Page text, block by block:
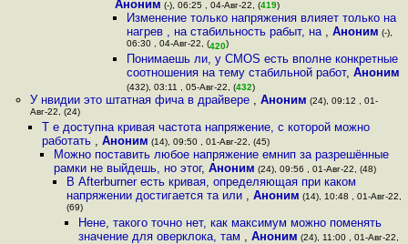
Аноним (-), 06:25 , 04-Авг-22, (419)
Изменение только напряжения влияет только на
нагрев , на стабильность рабыт, на ,Аноним (-),
06:30 , 04-Авг-22, (420)
Понимаешь ли, у CMOS есть вполне конкретные
соотношения на тему стабильной работ,Аноним
(432), 03:11 , 05-Авг-22, (432)
У нвидии это штатная фича в драйвере , Аноним (24), 09:12 , 01-
Авг-22, (24)
Т е доступна кривая частота напряжение, с которой можно
работать , Аноним (14), 09:50 , 01-Авг-22, (45)
Можно поставить любое напряжение емнип за разрешённые
рамки не выйдешь, но этог,Аноним (24), 09:56 , 01-Авг-22, (48)
В Afterburner есть кривая, определяющая при каком
напряжении достигается та или , Аноним (14), 10:48 , 01-Авг-22,
(69)
Нене, такого точно нет, как максимум можно поменять
значение для оверклока, там , Аноним (24), 11:00 , 01-Авг-22,